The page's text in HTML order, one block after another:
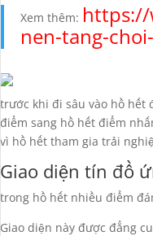
Xem thêm: https://
nen-tang-
trước khi đi sâu vào hồ hết
điểm sang hồ hết điểm
vì hồ hết tham gia trải
Giao diện tín đồ
trong hồ hết nhiều điểm
Giao diện này được đẳng